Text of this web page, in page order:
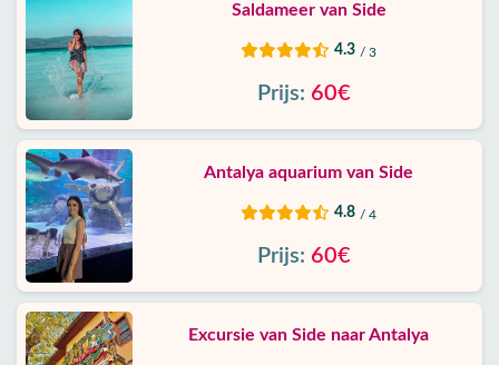
Saldameer van Side
4.3 / 3
Prijs: 60€
Antalya aquarium van Side
4.8 / 4
Prijs: 60€
Excursie van Side naar Antalya